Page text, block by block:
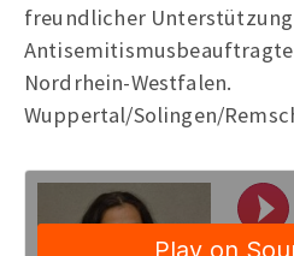
freundlicher
Nordrhein-Westfalen.
Wuppertal/Solingen/